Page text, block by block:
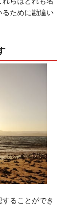
ために勘違い
することができ